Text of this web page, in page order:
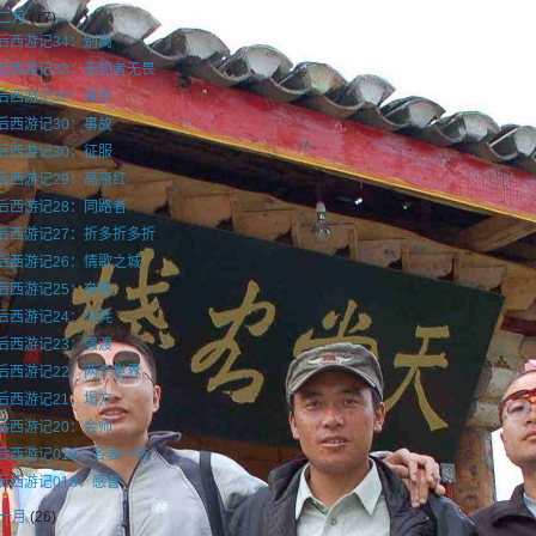
月(17)
西游记34：别离
西游记33：无知者无畏
西游记32：意外
西游记30：事故
西游记30：征服
西游记29：高原红
西游记28：同路者
西游记27：折多折多折
西游记26：情歌之城
西游记25：奔腾
西游记24：消耗
西游记23：强渡
西游记22：两个世界
西游记21：塌方
西游记20：会师
西游记019：各表一枝
西游记018：感冒
月(26)